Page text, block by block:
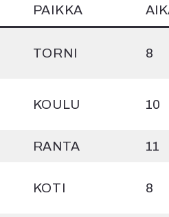
PAIKKA
TORNI 8
KOULU 10
RANTA 11
KOTI 8